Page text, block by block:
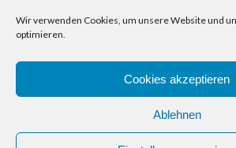
Wir verwenden Cookies, um unsere Website und
optimieren.
Cookies akzeptieren
Ablehnen